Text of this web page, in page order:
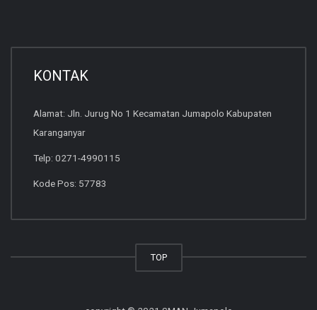
KONTAK
Alamat: Jln. Jurug No 1 Kecamatan Jumapolo Kabupaten
Karanganyar
Telp: 0271-4990115
Kode Pos: 57783
TOP